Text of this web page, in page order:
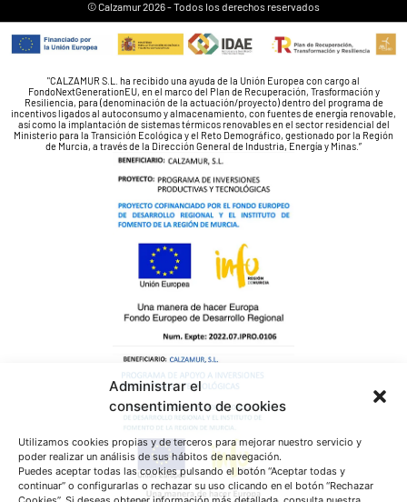
Administrar el
consentimiento de cookies
Utilizamos cookies propias y de terceros para mejorar nuestro servicio y
poder realizar un análisis de sus hábitos de navegación.
Puedes aceptar todas las cookies pulsando el botón “Aceptar todas y
continuar” o configurarlas o rechazar su uso clicando en el botón “Rechazar
© Calzamur 2026 - Todos los derechos reservados
"CALZAMUR S.L. ha recibido una ayuda de la Unión Europea con cargo al
FondoNextGenerationEU, en el marco del Plan de Recuperación, Trasformación y
Resiliencia, para (denominación de la actuación/proyecto) dentro del programa de
incentivos ligados al autoconsumo y almacenamiento, con fuentes de energía renovable,
así como la implantación de sistemas térmicos renovables en el sector residencial del
Ministerio para la Transición Ecológica y el Reto Demográfico, gestionado por la Región
de Murcia, a través de la Dirección General de Industria, Energía y Minas.”